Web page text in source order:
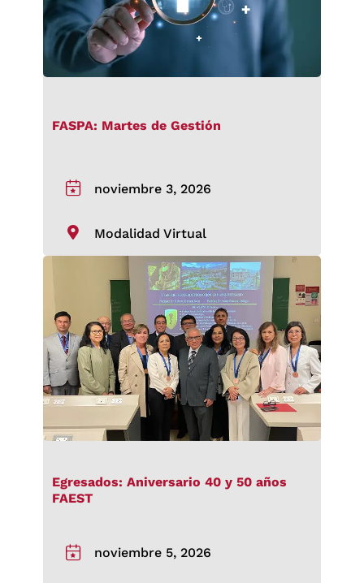
FASPA: Martes de Gestión
noviembre 3, 2026
Modalidad Virtual
Egresados: Aniversario 40 y 50 años
FAEST
noviembre 5, 2026